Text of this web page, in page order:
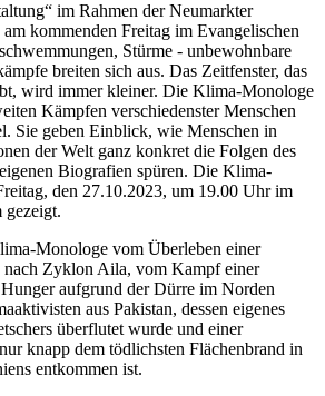
im Rahmen der Neumarkter
kommenden Freitag im Evangelischen
Stürme - unbewohnbare
breiten sich aus. Das Zeitfenster, das
wird immer kleiner. Die Klima-Monologe
Kämpfen verschiedenster Menschen
Sie geben Einblick, wie Menschen in
der Welt ganz konkret die Folgen des
Biografien spüren. Die Klima-
den 27.10.2023, um 19.00 Uhr im
gezeigt.
Monologe vom Überleben einer
nach Zyklon Aila, vom Kampf einer
aufgrund der Dürre im Norden
aus Pakistan, dessen eigenes
überflutet wurde und einer
knapp dem tödlichsten Flächenbrand in
entkommen ist.